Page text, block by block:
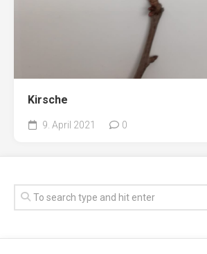
Kirsche
9. April 2021 0